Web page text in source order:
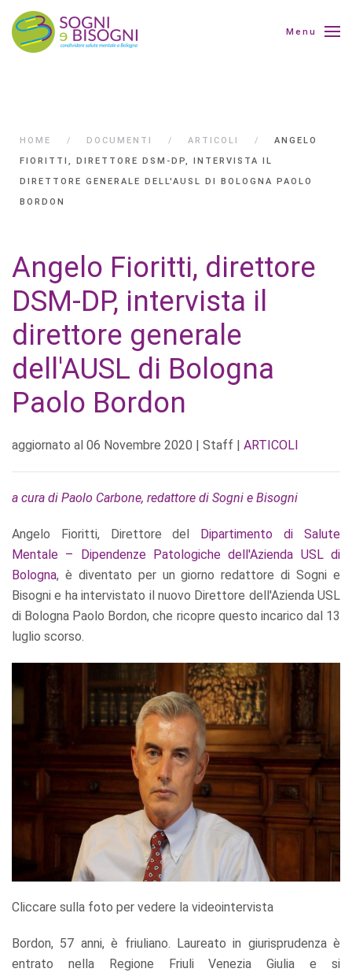
Menu
HOME DOCUMENTI ARTICOLI
ANGELO
FIORITTI, DIRETTORE DSM-DP, INTERVISTA IL
DIRETTORE GENERALE DELL'AUSL DI BOLOGNA PAOLO
BORDON
Angelo Fioritti, direttore
DSM-DP, intervista il
direttore generale
dell'AUSL di Bologna
Paolo Bordon
aggiornato al 06 Novembre 2020 | Staff | ARTICOLI
a cura di Paolo Carbone, redattore di Sogni e Bisogni
Angelo Fioritti, Direttore del Dipartimento di Salute
Mentale – Dipendenze Patologiche dell'Azienda USL di
Bologna, è diventato per un giorno redattore di Sogni e
Bisogni e ha intervistato il nuovo Direttore dell'Azienda USL
di Bologna Paolo Bordon, che ricopre questo incarico dal 13
luglio scorso.
Cliccare sulla foto per vedere la videointervista
Bordon, 57 anni, è friuliano. Laureato in giurisprudenza è
entrato nella Regione Friuli Venezia Giulia e si